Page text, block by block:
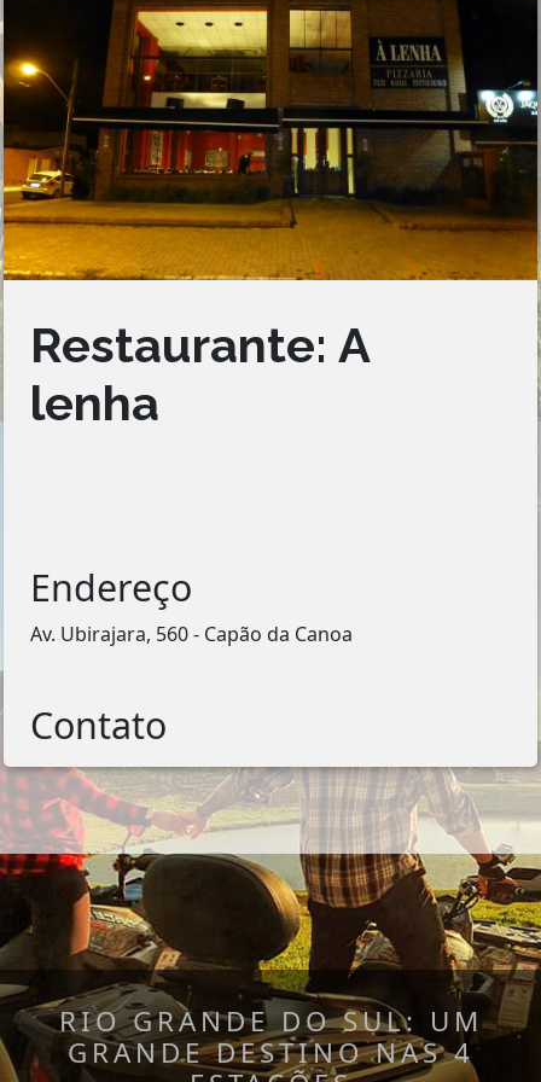
Restaurante: A
lenha
Endereço
Av. Ubirajara, 560 - Capão da Canoa
Contato
RIO GRANDE DO SUL: UM
GRANDE DESTINO NAS 4